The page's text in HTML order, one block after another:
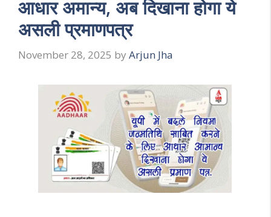
आधार अमान्य, अब दिखाना होगा ये
असली प्रमाणपत्र
November 28, 2025 by Arjun Jha